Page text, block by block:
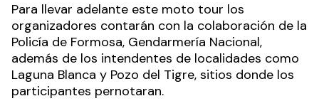
Para llevar adelante este moto tour los
organizadores contarán con la colaboración de la
Policía de Formosa, Gendarmería Nacional,
además de los intendentes de localidades como
Laguna Blanca y Pozo del Tigre, sitios donde los
participantes pernotaran.